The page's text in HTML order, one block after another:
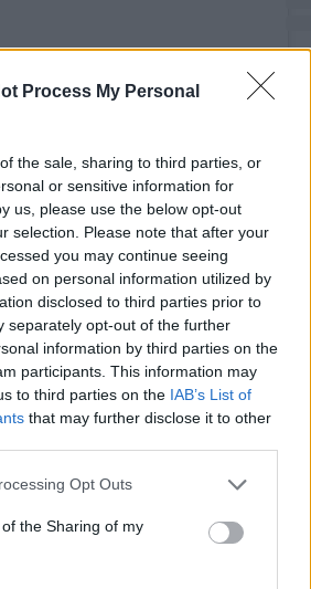
Process My Personal
the sale, sharing to third parties, or
or sensitive information for
us, please use the below opt-out
selection. Please note that after your
you may continue seeing
on personal information utilized by
disclosed to third parties prior to
separately opt-out of the further
information by third parties on the
participants. This information may
to third parties on the IAB’s List of
that may further disclose it to other
app uses one or more Google
or usage behaviour. You may click to
to Google and its third-party tags to
specified purposes in below Google
Opt Outs
the Sharing of my
az Instagramon